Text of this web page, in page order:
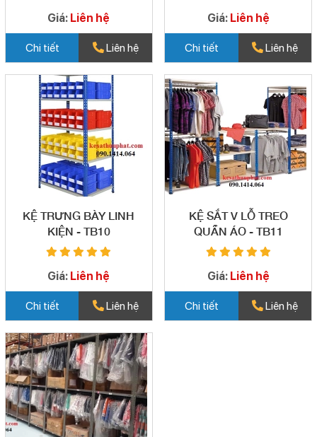
Giá: Liên hệ
Chi tiết Liên hệ
Giá: Liên hệ
Chi tiết Liên hệ
KỆ TRƯNG BÀY LINH
KIỆN - TB10
Giá: Liên hệ
Chi tiết Liên hệ
KỆ SẮT V LỖ TREO
QUẦN ÁO - TB11
Giá: Liên hệ
Chi tiết Liên hệ